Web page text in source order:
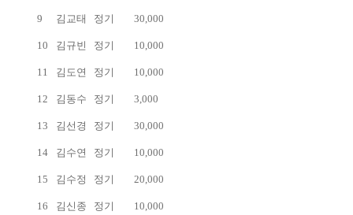
9 김교태 정기 30,000
10 김규빈 정기 10,000
11 김도연 정기 10,000
12 김동수 정기 3,000
13 김선경 정기 30,000
14 김수연 정기 10,000
15 김수정 정기 20,000
16 김신종 정기 10,000